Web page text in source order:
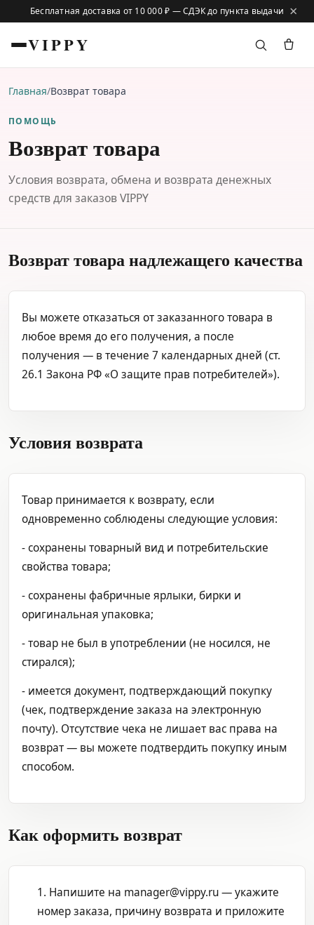
Бесплатная доставка от 10 000 ₽ — СДЭК до пункта выдачи ×
VIPPY
Главная/Возврат товара
ПОМОЩЬ
Возврат товара
Условия возврата, обмена и возврата денежных
средств для заказов VIPPY
Возврат товара надлежащего качества
Вы можете отказаться от заказанного товара в
любое время до его получения, а после
получения — в течение 7 календарных дней (ст.
26.1 Закона РФ «О защите прав потребителей»).
Условия возврата
Товар принимается к возврату, если
одновременно соблюдены следующие условия:
- сохранены товарный вид и потребительские
свойства товара;
- сохранены фабричные ярлыки, бирки и
оригинальная упаковка;
- товар не был в употреблении (не носился, не
стирался);
- имеется документ, подтверждающий покупку
(чек, подтверждение заказа на электронную
почту). Отсутствие чека не лишает вас права на
возврат — вы можете подтвердить покупку иным
способом.
Как оформить возврат
1. Напишите на manager@vippy.ru — укажите
номер заказа, причину возврата и приложите